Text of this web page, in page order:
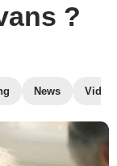
?
News